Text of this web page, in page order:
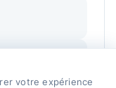
votre expérience